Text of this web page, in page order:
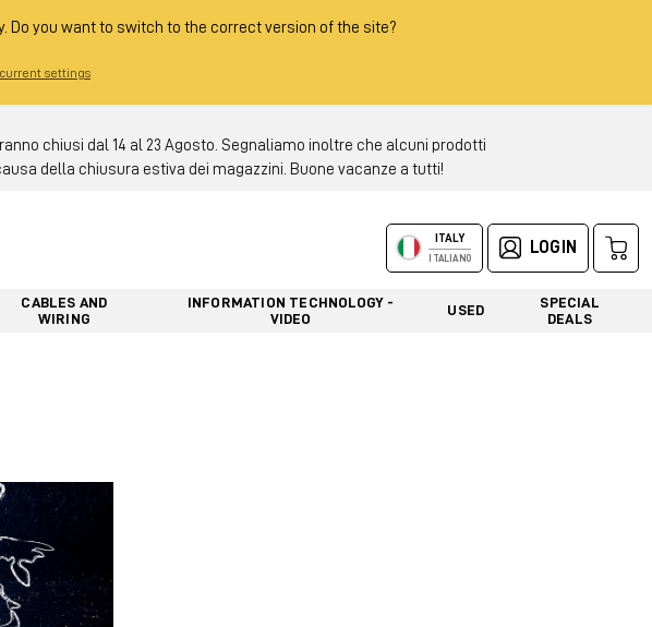
you want to switch to the correct version of the site?
settings
chiusi dal 14 al 23 Agosto. Segnaliamo inoltre che alcuni prodotti
della chiusura estiva dei magazzini. Buone vacanze a tutti!
ITALY
ITALIANO
LOGIN
CABLES AND
WIRING
INFORMATION TECHNOLOGY -
VIDEO
USED
SPECIAL
DEALS